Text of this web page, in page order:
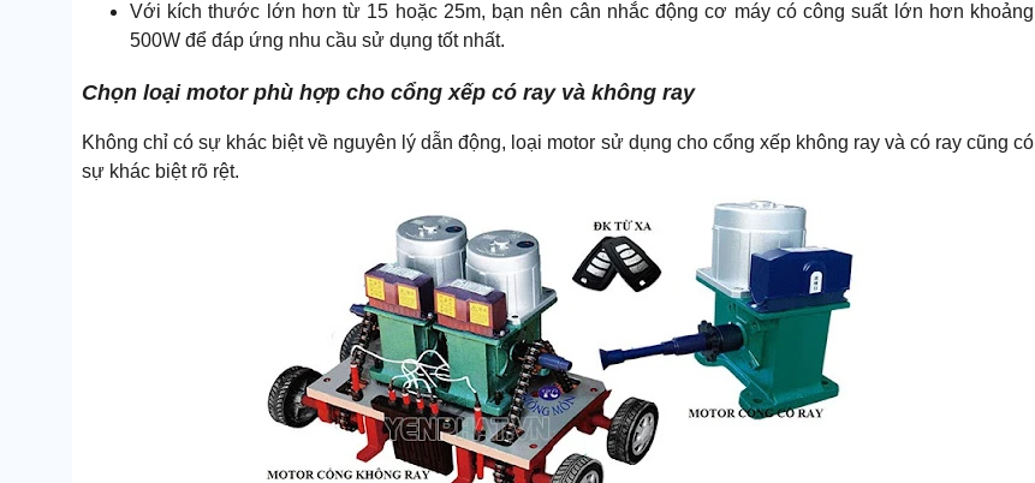
Với kích thước lớn hơn từ 15 hoặc 25m, bạn nên cân nhắc động cơ máy có công suất lớn hơn khoảng
500W để đáp ứng nhu cầu sử dụng tốt nhất.
Chọn loại motor phù hợp cho cổng xếp có ray và không ray
Không chỉ có sự khác biệt về nguyên lý dẫn động, loại motor sử dụng cho cổng xếp không ray và có ray cũng có
sự khác biệt rõ rệt.